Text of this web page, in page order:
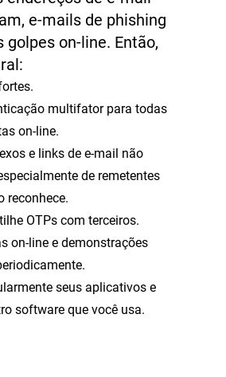
e-mails de phishing
golpes on-line. Então,
multifator para todas
on-line.
e links de e-mail não
de remetentes
reconhece.
OTPs com terceiros.
on-line e demonstrações
seus aplicativos e
software que você usa.